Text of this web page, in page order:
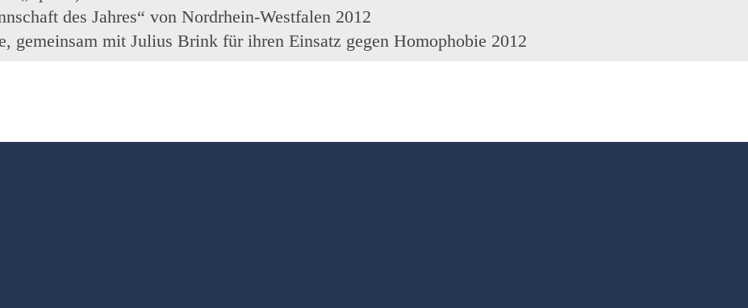
des Jahres“ von Nordrhein-Westfalen 2012
gemeinsam mit Julius Brink für ihren Einsatz gegen Homophobie 2012